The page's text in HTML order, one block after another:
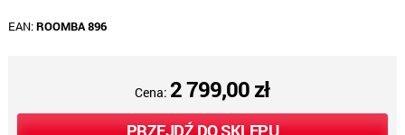
EAN:ROOMBA 896
Cena: 2 799,00 zł